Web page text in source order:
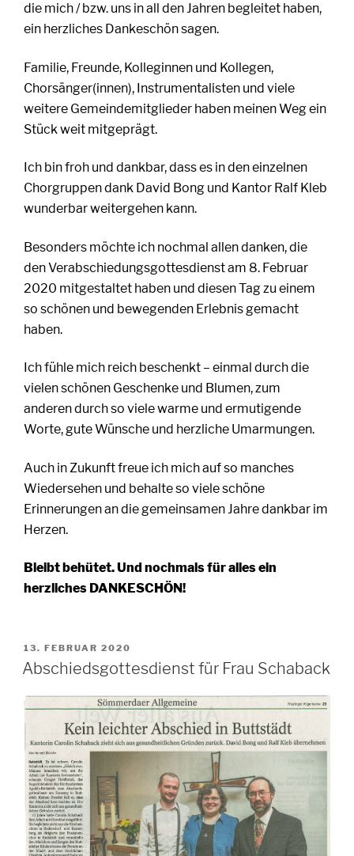
die mich / bzw. uns in all den Jahren begleitet haben,
ein herzliches Dankeschön sagen.
Familie, Freunde, Kolleginnen und Kollegen,
Chorsänger(innen), Instrumentalisten und viele
weitere Gemeindemitglieder haben meinen Weg ein
Stück weit mitgeprägt.
Ich bin froh und dankbar, dass es in den einzelnen
Chorgruppen dank David Bong und Kantor Ralf Kleb
wunderbar weitergehen kann.
Besonders möchte ich nochmal allen danken, die
den Verabschiedungsgottesdienst am 8. Februar
2020 mitgestaltet haben und diesen Tag zu einem
so schönen und bewegenden Erlebnis gemacht
haben.
Ich fühle mich reich beschenkt – einmal durch die
vielen schönen Geschenke und Blumen, zum
anderen durch so viele warme und ermutigende
Worte, gute Wünsche und herzliche Umarmungen.
Auch in Zukunft freue ich mich auf so manches
Wiedersehen und behalte so viele schöne
Erinnerungen an die gemeinsamen Jahre dankbar im
Herzen.
Bleibt behütet. Und nochmals für alles ein
herzliches DANKESCHÖN!
VERÖFFENTLICHT
AM
13. FEBRUAR 2020
Abschiedsgottesdienst für Frau Schaback